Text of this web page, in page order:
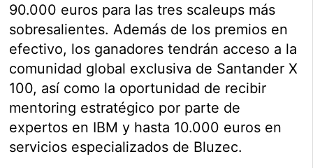
90.000 euros para las tres scaleups más
sobresalientes. Además de los premios en
efectivo, los ganadores tendrán acceso a la
comunidad global exclusiva de Santander X
100, así como la oportunidad de recibir
mentoring estratégico por parte de
expertos en IBM y hasta 10.000 euros en
servicios especializados de Bluzec.